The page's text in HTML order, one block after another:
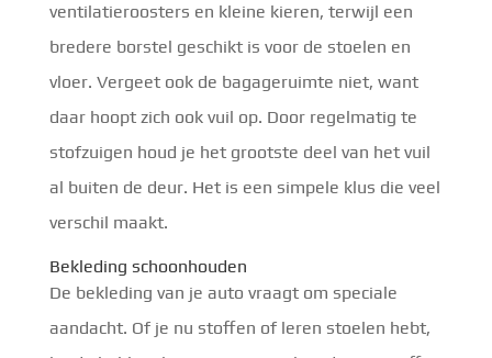
ventilatieroosters en kleine kieren, terwijl een
bredere borstel geschikt is voor de stoelen en
vloer. Vergeet ook de bagageruimte niet, want
daar hoopt zich ook vuil op. Door regelmatig te
stofzuigen houd je het grootste deel van het vuil
al buiten de deur. Het is een simpele klus die veel
verschil maakt.
Bekleding schoonhouden
De bekleding van je auto vraagt om speciale
aandacht. Of je nu stoffen of leren stoelen hebt,